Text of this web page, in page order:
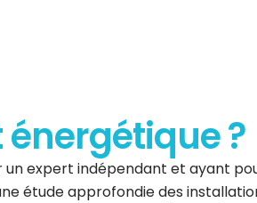
?
un expert indépendant et ayant
étude approfondie des